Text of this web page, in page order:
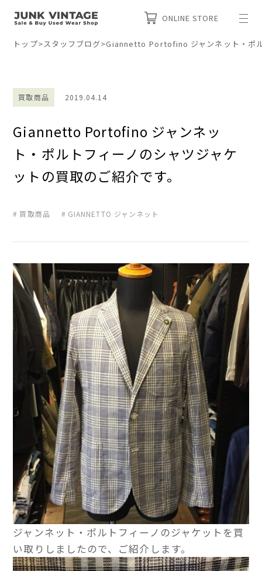
ONLINE STORE
トップ>スタッフブログ>Giannetto Portofino ジャンネット・ポ
買取商品 2019.04.14
Giannetto Portofino ジャンネッ
ト・ポルトフィーノのシャツジャケ
ットの買取のご紹介です。
買取商品 GIANNETTO ジャンネット
ジャンネット・ポルトフィーノのジャケットを買
い取りしましたので、ご紹介します。